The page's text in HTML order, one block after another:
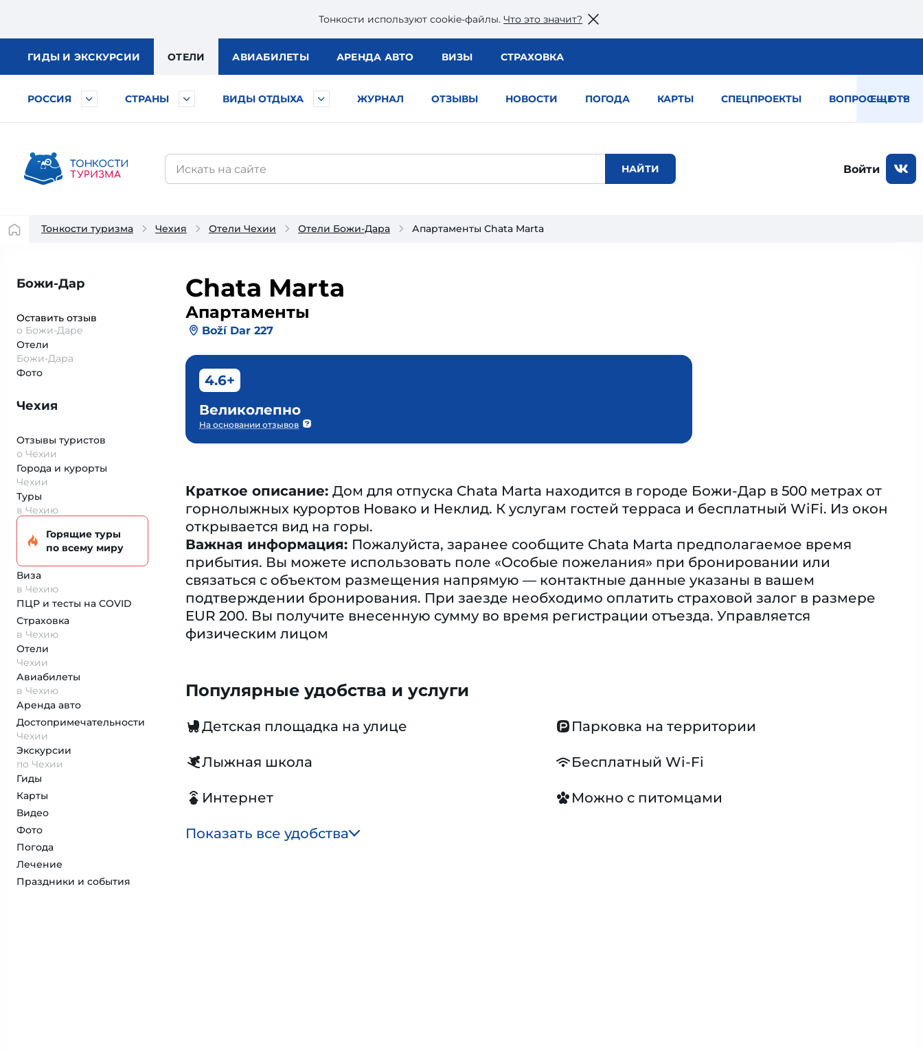
Тонкости используют сookie-файлы. Что это значит?
ГИДЫ И ЭКСКУРСИИ ОТЕЛИ АВИАБИЛЕТЫ АРЕНДА АВТО ВИЗЫ СТРАХОВКА
РОССИЯ СТРАНЫ ВИДЫ ОТДЫХА ЖУРНАЛ ОТЗЫВЫ НОВОСТИ ПОГОДА КАРТЫ СПЕЦПРОЕКТЫ ВОПРОС — ОТВЕТ
ЕЩЕ
Войти
Тонкости туризма Чехия Отели Чехии Отели Божи-Дара Апартаменты Chata Marta
Божи-Дар
Оставить отзыв
о Божи-Даре
Отели
Божи-Дара
Фото
Чехия
Отзывы туристов
о Чехии
Города и курорты
Чехии
Туры
в Чехию
Горящие туры
по всему миру
Виза
в Чехию
ПЦР и тесты на COVID
Страховка
в Чехию
Отели
Чехии
Авиабилеты
в Чехию
Аренда авто
Достопримеча­тельности
Чехии
Экскурсии
по Чехии
Гиды
Карты
Видео
Фото
Погода
Лечение
Праздники и события
Chata Marta
Апартаменты
Boží Dar 227
4.6+
Великолепно
На основании отзывов
Краткое описание: Дом для отпуска Chata Marta находится в городе Божи-Дар в 500 метрах от
горнолыжных курортов Новако и Неклид. К услугам гостей терраса и бесплатный WiFi. Из окон
открывается вид на горы.
Важная информация: Пожалуйста, заранее сообщите Chata Marta предполагаемое время
прибытия. Вы можете использовать поле «Особые пожелания» при бронировании или
связаться с объектом размещения напрямую — контактные данные указаны в вашем
подтверждении бронирования. При заезде необходимо оплатить страховой залог в размере
EUR 200. Вы получите внесенную сумму во время регистрации отъезда. Управляется
физическим лицом
Популярные удобства и услуги
Детская площадка на улице Парковка на территории
Лыжная школа Бесплатный Wi-Fi
Интернет Можно с питомцами
Показать все удобства